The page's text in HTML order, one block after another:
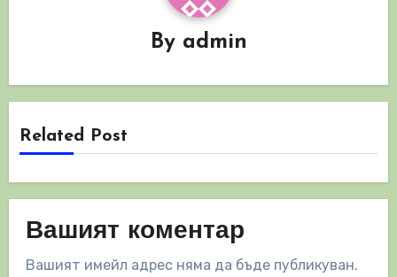
By admin
Related Post
Вашият коментар
Вашият имейл адрес няма да бъде публикуван.